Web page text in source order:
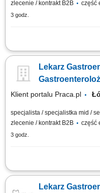
zlecenie / kontrakt B2B
część
3 godz.
prowadzenie konsultacji i
współpraca z personelem
Lekarz
Klient portalu Praca.pl
specjalista / specjalistka mid /
zlecenie / kontrakt B2B
część
3 godz.
prowadzenie konsultacji i
współpraca z personelem
Lekarz